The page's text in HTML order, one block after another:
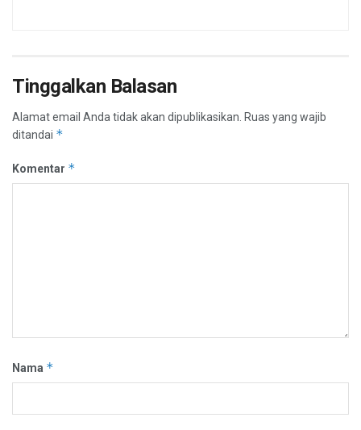
Tinggalkan Balasan
Alamat email Anda tidak akan dipublikasikan. Ruas yang wajib
ditandai *
Komentar *
Nama *